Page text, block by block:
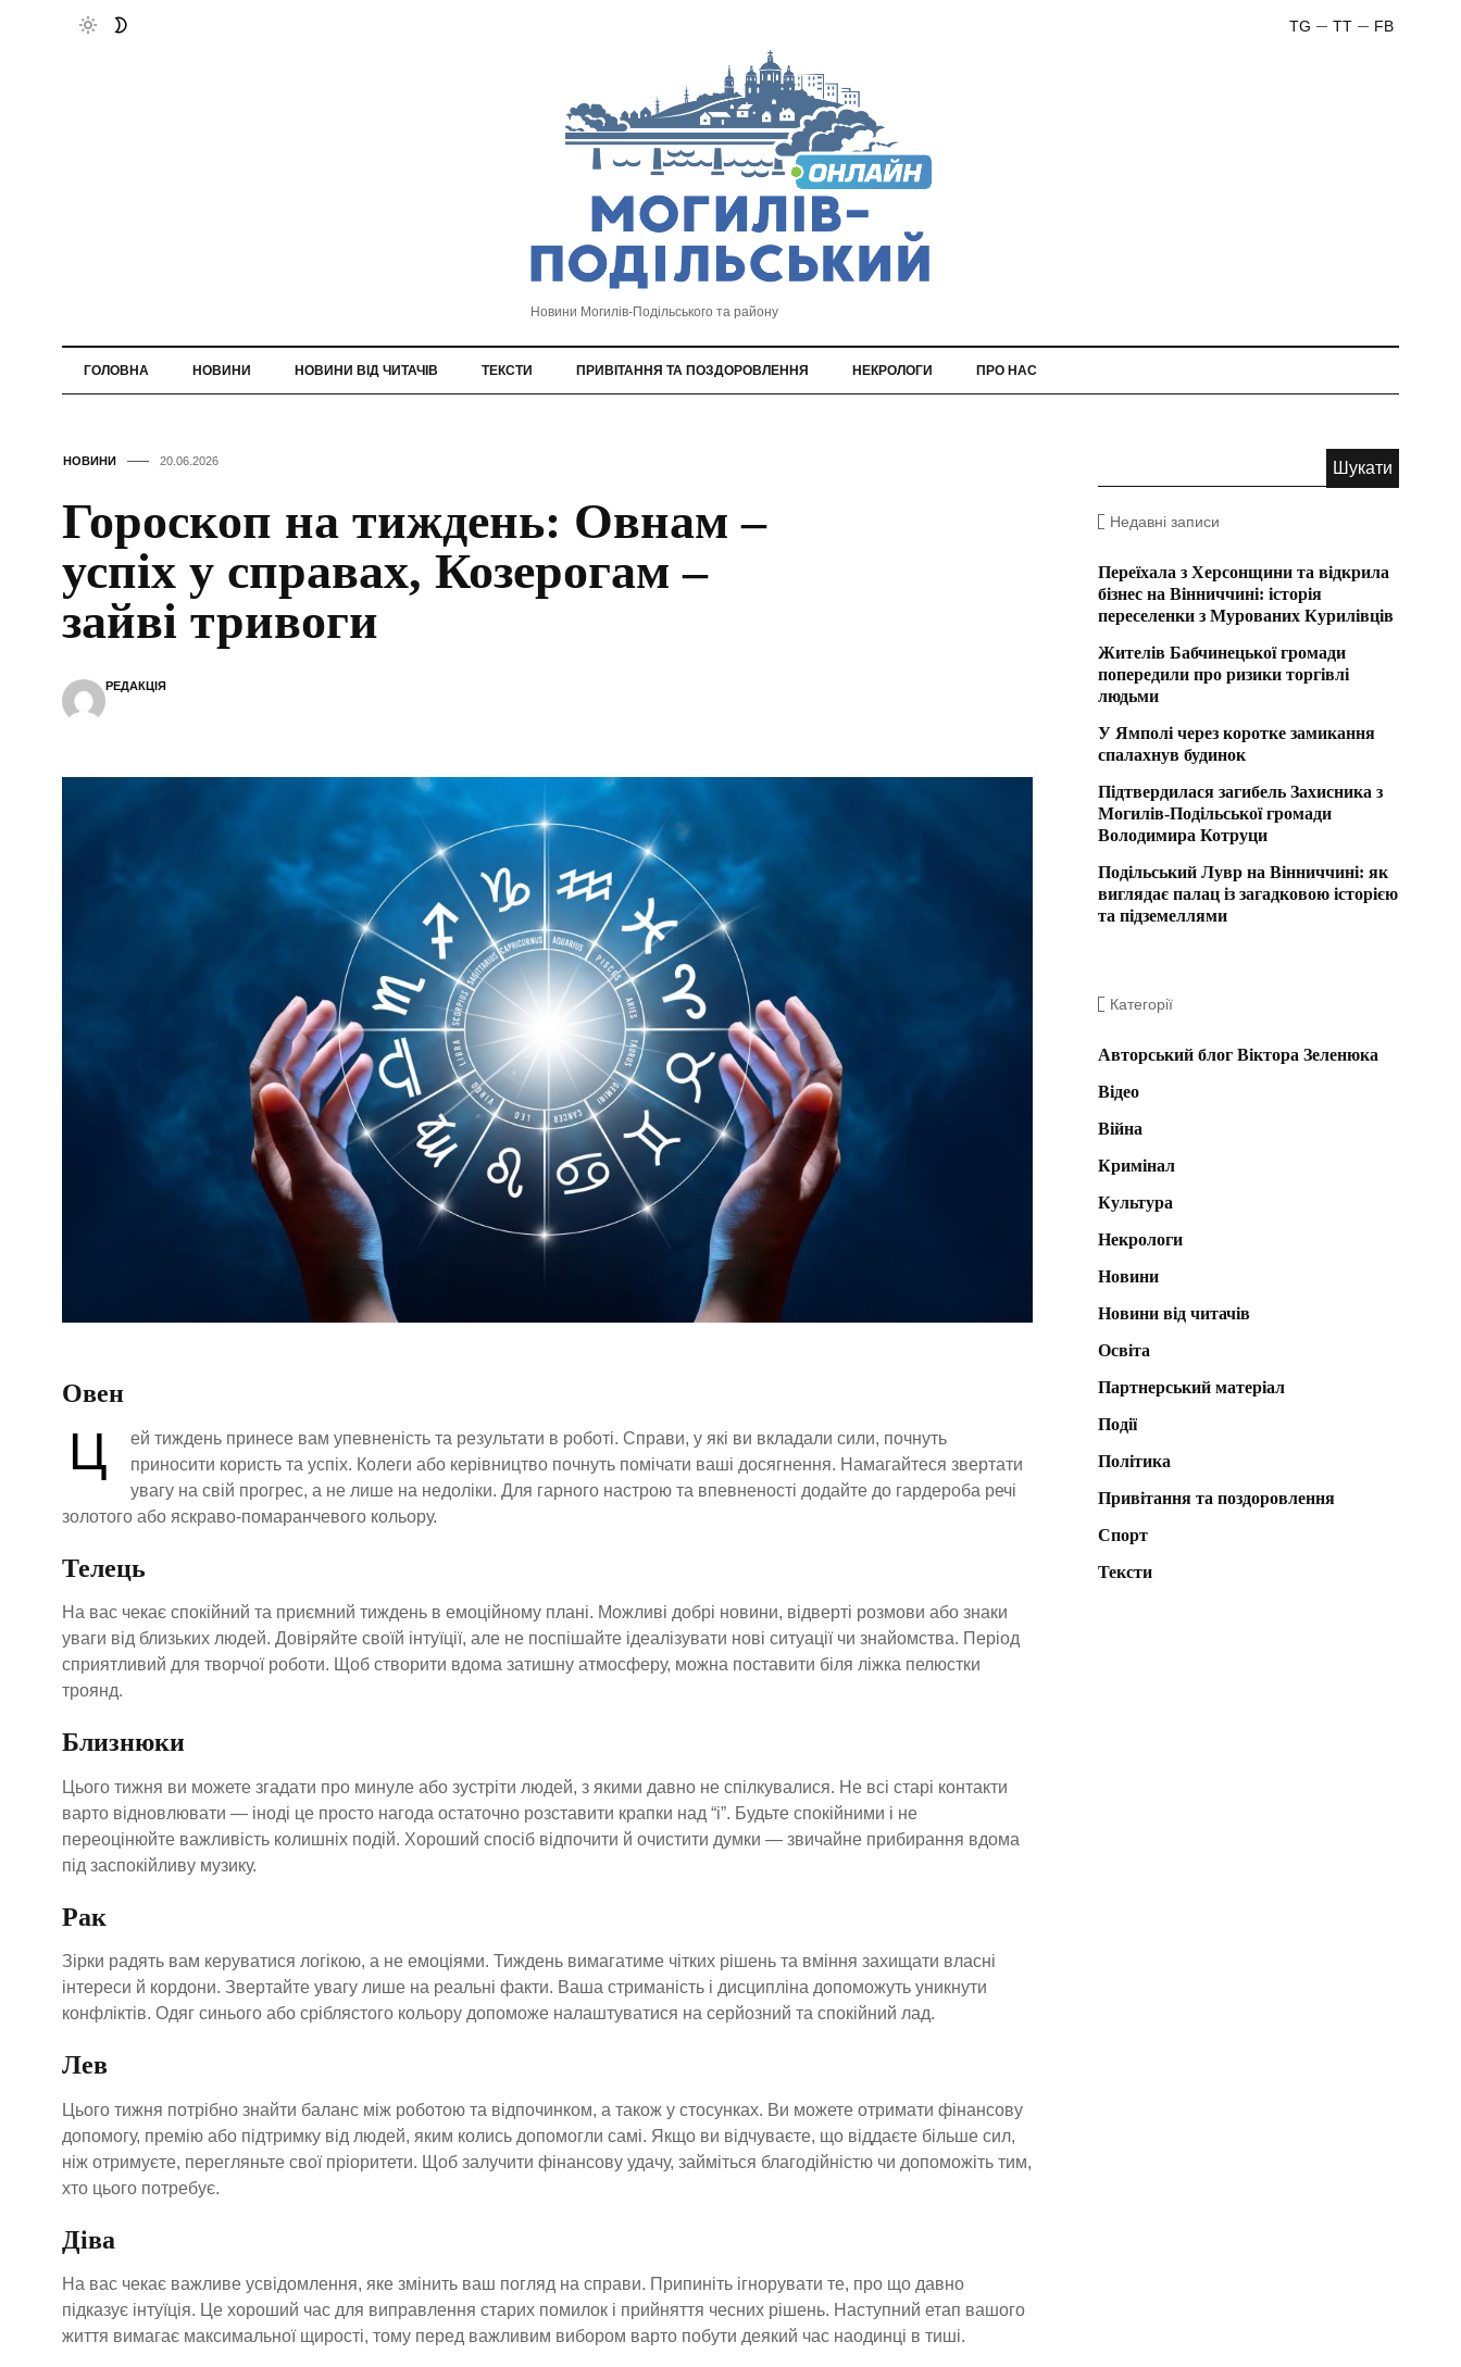
FB
TT
TG
Новини Могилів-Подільського та району
ГОЛОВНА НОВИНИ НОВИНИ ВІД ЧИТАЧІВ ТЕКСТИ ПРИВІТАННЯ ТА ПОЗДОРОВЛЕННЯ НЕКРОЛОГИ ПРО НАС
НОВИНИ 20.06.2026
Гороскоп на тиждень: Овнам –
успіх у справах, Козерогам –
зайві тривоги
РЕДАКЦІЯ
Овен
Ц
ей тиждень принесе вам упевненість та результати в роботі. Справи, у які ви вкладали сили, почнуть
приносити користь та успіх. Колеги або керівництво почнуть помічати ваші досягнення. Намагайтеся звертати
увагу на свій прогрес, а не лише на недоліки. Для гарного настрою та впевненості додайте до гардероба речі
золотого або яскраво-помаранчевого кольору.
Телець
На вас чекає спокійний та приємний тиждень в емоційному плані. Можливі добрі новини, відверті розмови або знаки
уваги від близьких людей. Довіряйте своїй інтуїції, але не поспішайте ідеалізувати нові ситуації чи знайомства. Період
сприятливий для творчої роботи. Щоб створити вдома затишну атмосферу, можна поставити біля ліжка пелюстки
троянд.
Близнюки
Цього тижня ви можете згадати про минуле або зустріти людей, з якими давно не спілкувалися. Не всі старі контакти
варто відновлювати — іноді це просто нагода остаточно розставити крапки над “і”. Будьте спокійними і не
переоцінюйте важливість колишніх подій. Хороший спосіб відпочити й очистити думки — звичайне прибирання вдома
під заспокійливу музику.
Рак
Зірки радять вам керуватися логікою, а не емоціями. Тиждень вимагатиме чітких рішень та вміння захищати власні
інтереси й кордони. Звертайте увагу лише на реальні факти. Ваша стриманість і дисципліна допоможуть уникнути
конфліктів. Одяг синього або сріблястого кольору допоможе налаштуватися на серйозний та спокійний лад.
Лев
Цього тижня потрібно знайти баланс між роботою та відпочинком, а також у стосунках. Ви можете отримати фінансову
допомогу, премію або підтримку від людей, яким колись допомогли самі. Якщо ви відчуваєте, що віддаєте більше сил,
ніж отримуєте, перегляньте свої пріоритети. Щоб залучити фінансову удачу, займіться благодійністю чи допоможіть тим,
хто цього потребує.
Діва
На вас чекає важливе усвідомлення, яке змінить ваш погляд на справи. Припиніть ігнорувати те, про що давно
підказує інтуїція. Це хороший час для виправлення старих помилок і прийняття чесних рішень. Наступний етап вашого
життя вимагає максимальної щирості, тому перед важливим вибором варто побути деякий час наодинці в тиші.
Недавні записи
Переїхала з Херсонщини та відкрила
бізнес на Вінниччині: історія
переселенки з Мурованих Курилівців
Жителів Бабчинецької громади
попередили про ризики торгівлі
людьми
У Ямполі через коротке замикання
спалахнув будинок
Підтвердилася загибель Захисника з
Могилів-Подільської громади
Володимира Котруци
Подільський Лувр на Вінниччині: як
виглядає палац із загадковою історією
та підземеллями
Категорії
Авторський блог Віктора Зеленюка
Відео
Війна
Кримінал
Культура
Некрологи
Новини
Новини від читачів
Освіта
Партнерський матеріал
Події
Політика
Привітання та поздоровлення
Спорт
Тексти